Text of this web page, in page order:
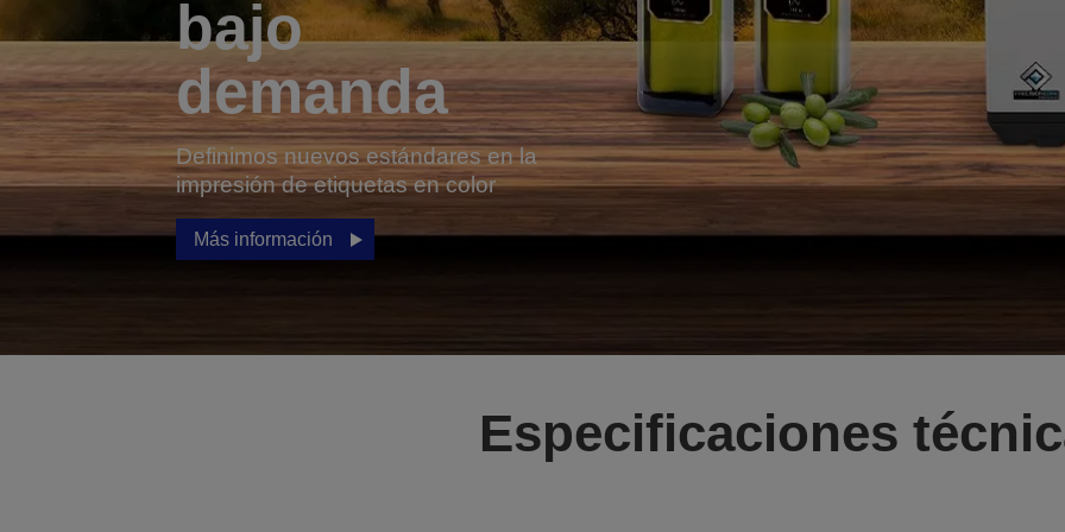
bajo
demanda
Definimos nuevos estándares en la
impresión de etiquetas en color
Más información
Especificaciones